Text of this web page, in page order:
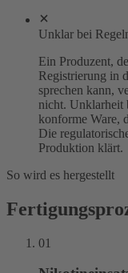
Unklar bei
Ein Produzent,
Registrierung in
sprechen kann,
nicht. Unklarheit
konforme Ware,
Die
Produktion klärt.
So wird es hergestellt
01